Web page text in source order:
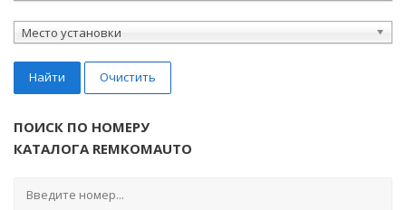
Место установки
Найти Очистить
ПОИСК ПО НОМЕРУ
КАТАЛОГА REMKOMAUTO